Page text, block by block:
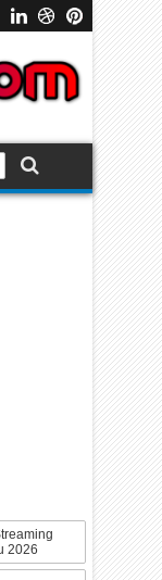
2026